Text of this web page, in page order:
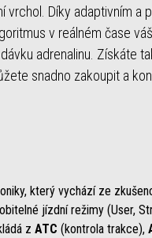
Díky adaptivním a
v reálném čase
adrenalinu. Získáte
snadno zakoupit a
který vychází ze
jízdní režimy (User,
z ATC (kontrola trakce),